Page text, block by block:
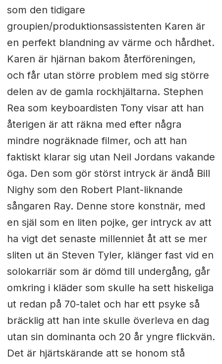
som den tidigare
groupien/produktionsassistenten Karen är
en perfekt blandning av värme och hårdhet.
Karen är hjärnan bakom återföreningen,
och får utan större problem med sig större
delen av de gamla rockhjältarna. Stephen
Rea som keyboardisten Tony visar att han
återigen är att räkna med efter några
mindre nogräknade filmer, och att han
faktiskt klarar sig utan Neil Jordans vakande
öga. Den som gör störst intryck är ändå Bill
Nighy som den Robert Plant-liknande
sångaren Ray. Denne store konstnär, med
en själ som en liten pojke, ger intryck av att
ha vigt det senaste millenniet åt att se mer
sliten ut än Steven Tyler, klänger fast vid en
solokarriär som är dömd till undergång, går
omkring i kläder som skulle ha sett hiskeliga
ut redan på 70-talet och har ett psyke så
bräcklig att han inte skulle överleva en dag
utan sin dominanta och 20 år yngre flickvän.
Det är hjärtskärande att se honom stå